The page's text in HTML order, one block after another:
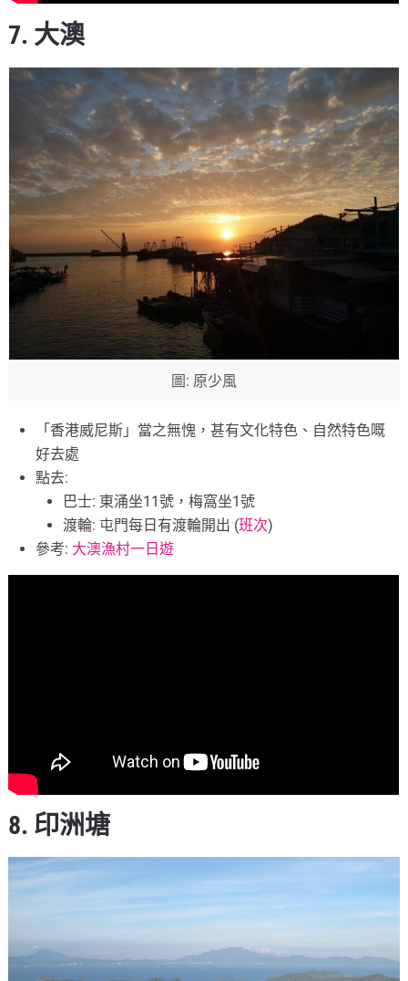
7. 大澳
圖: 原少風
「香港威尼斯」當之無愧，甚有文化特色、自然特色嘅
好去處
點去:
巴士: 東涌坐11號，梅窩坐1號
渡輪: 屯門每日有渡輪開出 (班次)
參考: 大澳漁村一日遊
8. 印洲塘